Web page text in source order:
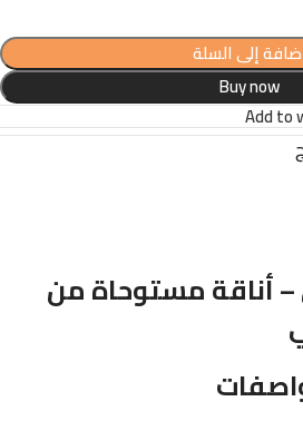
إلى السلة
Buy now
Add to
أناقة مستوحاة من